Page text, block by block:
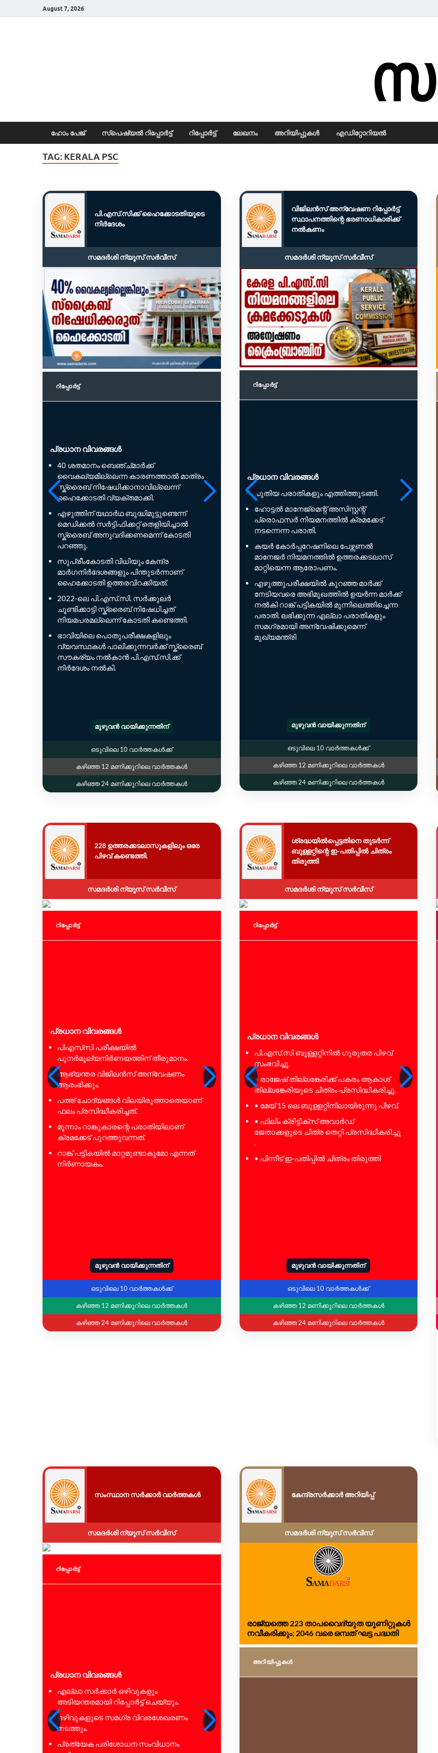
August 7, 2026
ഹോം പേജ് സ്പെഷ്യൽ റിപ്പോര്‍ട്ട് റിപ്പോര്‍ട്ട് ലേഖനം അറിയിപ്പുകള്‍ എഡിറ്റോറിയല്‍
TAG: KERALA PSC
പി.എസ്.സിക്ക് ഹൈക്കോടതിയുടെ
നിർദേശം
സമദർശി ന്യൂസ് സർവീസ്
റിപ്പോര്‍ട്ട്
പ്രധാന വിവരങ്ങൾ
40 ശതമാനം ബെഞ്ച്മാർക്ക്
വൈകല്യമില്ലെന്ന കാരണത്താൽ മാത്രം
സ്ക്രൈബ് നിഷേധിക്കാനാവില്ലെന്ന്
ഹൈക്കോടതി വ്യക്തമാക്കി.
എഴുത്തിന് യഥാർഥ ബുദ്ധിമുട്ടുണ്ടെന്ന്
മെഡിക്കൽ സർട്ടിഫിക്കറ്റ് തെളിയിച്ചാൽ
സ്ക്രൈബ് അനുവദിക്കണമെന്ന് കോടതി
പറഞ്ഞു.
സുപ്രീംകോടതി വിധിയും കേന്ദ്ര
മാർഗനിർദേശങ്ങളും പിന്തുടർന്നാണ്
ഹൈക്കോടതി ഉത്തരവിറക്കിയത്.
2022-ലെ പി.എസ്.സി. സർക്കുലർ
ചൂണ്ടിക്കാട്ടി സ്ക്രൈബ് നിഷേധിച്ചത്
നിയമപരമല്ലെന്ന് കോടതി കണ്ടെത്തി.
ഭാവിയിലെ പൊതുപരീക്ഷകളിലും
വ്യവസ്ഥകൾ പാലിക്കുന്നവർക്ക് സ്ക്രൈബ്
സൗകര്യം നൽകാൻ പി.എസ്.സി.ക്ക്
നിർദേശം നൽകി.
മുഴുവൻ വായിക്കുന്നതിന്
ഒടുവിലെ 10 വാർത്തകൾക്ക്
കഴിഞ്ഞ 12 മണിക്കൂറിലെ വാർത്തകൾ
കഴിഞ്ഞ 24 മണിക്കൂറിലെ വാർത്തകൾ
വിജിലൻസ് അന്വേഷണ റിപ്പോർട്ട്
സ്ഥാപനത്തിന്റെ ഭരണാധികാരിക്ക്
നൽകണം
സമദർശി ന്യൂസ് സർവീസ്
റിപ്പോര്‍ട്ട്
പ്രധാന വിവരങ്ങൾ
പുതിയ പരാതികളും എത്തിത്തുടങ്ങി.
ഹോട്ടൽ മാനേജ്മെന്റ് അസിസ്റ്റന്റ്
പ്രൊഫസർ നിയമനത്തിൽ ക്രമക്കേട്
നടന്നെന്ന പരാതി.
കയർ കോർപ്പറേഷനിലെ പേഴ്സണൽ
മാനേജർ നിയമനത്തിൽ ഉത്തരക്കടലാസ്
മാറ്റിയെന്ന ആരോപണം.
എഴുത്തുപരീക്ഷയിൽ കുറഞ്ഞ മാർക്ക്
നേടിയവരെ അഭിമുഖത്തിൽ ഉയർന്ന മാർക്ക്
നൽകി റാങ്ക് പട്ടികയിൽ മുന്നിലെത്തിച്ചെന്ന
പരാതി. ലഭിക്കുന്ന എല്ലാ പരാതികളും
സമഗ്രമായി അന്വേഷിക്കുമെന്ന്
മുഖ്യമന്ത്രി
മുഴുവൻ വായിക്കുന്നതിന്
ഒടുവിലെ 10 വാർത്തകൾക്ക്
കഴിഞ്ഞ 12 മണിക്കൂറിലെ വാർത്തകൾ
കഴിഞ്ഞ 24 മണിക്കൂറിലെ വാർത്തകൾ
228 ഉത്തരക്കടലാസുകളിലും ഒരേ
പിഴവ് കണ്ടെത്തി.
സമദർശി ന്യൂസ് സർവീസ്
റിപ്പോര്‍ട്ട്
പ്രധാന വിവരങ്ങൾ
പിഎസ്‌സി പരീക്ഷയിൽ
പുനർമൂല്യനിർണയത്തിന് തീരുമാനം.
ആഭ്യന്തര വിജിലൻസ് അന്വേഷണം
ആരംഭിക്കും.
പത്ത് ചോദ്യങ്ങൾ വിലയിരുത്താതെയാണ്
ഫലം പ്രസിദ്ധീകരിച്ചത്.
മൂന്നാം റാങ്കുകാരന്റെ പരാതിയിലാണ്
ക്രമക്കേട് പുറത്തുവന്നത്.
റാങ്ക് പട്ടികയിൽ മാറ്റമുണ്ടാകുമോ എന്നത്
നിർണായകം.
മുഴുവൻ വായിക്കുന്നതിന്
ഒടുവിലെ 10 വാർത്തകൾക്ക്
കഴിഞ്ഞ 12 മണിക്കൂറിലെ വാർത്തകൾ
കഴിഞ്ഞ 24 മണിക്കൂറിലെ വാർത്തകൾ
ശ്രദ്ധയിൽപ്പെട്ടതിനെ തുടർന്ന്
ബുള്ളറ്റിന്റെ ഇ-പതിപ്പിൽ ചിത്രം
തിരുത്തി
സമദർശി ന്യൂസ് സർവീസ്
റിപ്പോര്‍ട്ട്
പ്രധാന വിവരങ്ങൾ
പി.എസ്.സി ബുള്ളറ്റിനിൽ ഗുരുതര പിഴവ്
സംഭവിച്ചു.
• രാജേഷ് തില്ലങ്കേരിക്ക് പകരം ആകാശ്
തില്ലങ്കേരിയുടെ ചിത്രം പ്രസിദ്ധീകരിച്ചു.
• മേയ് 15 ലെ ബുള്ളറ്റിനിലായിരുന്നു പിഴവ്.
• ഫിലിം ക്രിട്ടിക്‌സ് അവാർഡ്
ജേതാക്കളുടെ ചിത്ര തെറ്റി പ്രസിദ്ധീകരിച്ചു
.
• പിന്നീട് ഇ-പതിപ്പിൽ ചിത്രം തിരുത്തി
മുഴുവൻ വായിക്കുന്നതിന്
ഒടുവിലെ 10 വാർത്തകൾക്ക്
കഴിഞ്ഞ 12 മണിക്കൂറിലെ വാർത്തകൾ
കഴിഞ്ഞ 24 മണിക്കൂറിലെ വാർത്തകൾ
സംസ്ഥാന സർക്കാർ വാർത്തകൾ
സമദർശി ന്യൂസ് സർവീസ്
റിപ്പോര്‍ട്ട്
പ്രധാന വിവരങ്ങൾ
എല്ലാ സർക്കാർ ഒഴിവുകളും
അടിയന്തരമായി റിപ്പോർട്ട് ചെയ്യും.
ഒഴിവുകളുടെ സമഗ്ര വിവരശേഖരണം
നടത്തും.
പ്രത്യേക പരിശോധന സംവിധാനം
കേന്ദ്രസർക്കാർ അറിയിപ്പ്
സമദർശി ന്യൂസ് സർവീസ്
രാജ്യത്തെ 223 താപവൈദ്യുത യൂണിറ്റുകൾ
നവീകരിക്കും; 2046 വരെ ഒമ്പത് ഘട്ട പദ്ധതി
അറിയിപ്പുകള്‍